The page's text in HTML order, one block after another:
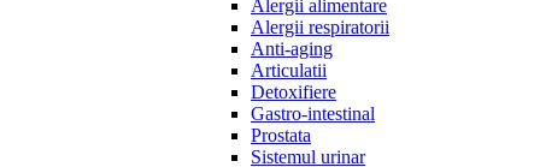
Alergii alimentare
Alergii respiratorii
Anti-aging
Articulatii
Detoxifiere
Gastro-intestinal
Prostata
Sistemul urinar